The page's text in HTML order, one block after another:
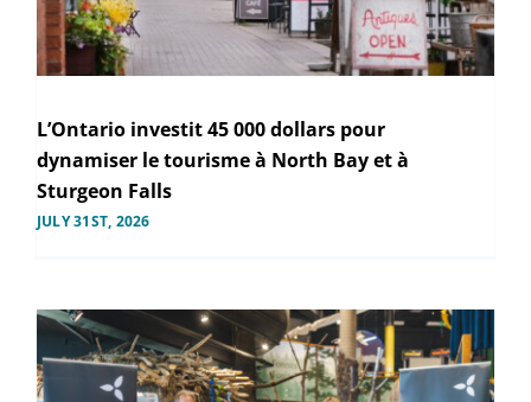
L’Ontario investit 45 000 dollars pour
dynamiser le tourisme à North Bay et à
Sturgeon Falls
JULY 31ST, 2026